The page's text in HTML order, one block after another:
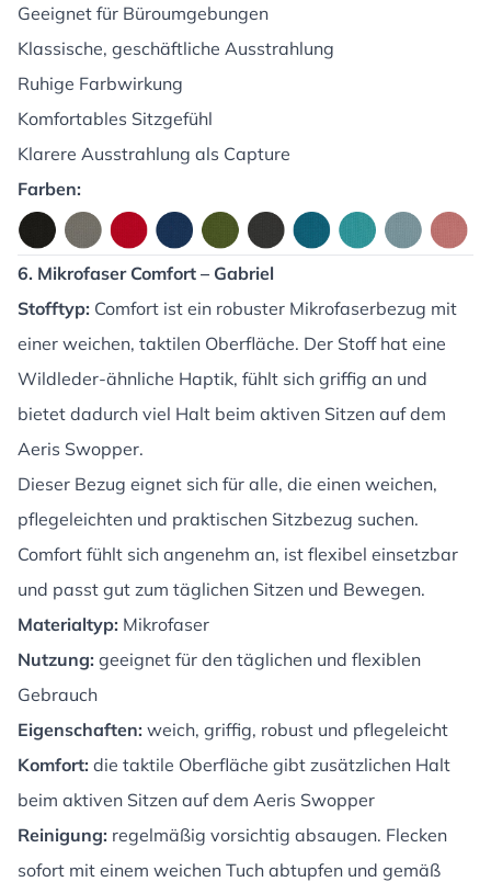
Geeignet für Büroumgebungen
Klassische, geschäftliche Ausstrahlung
Ruhige Farbwirkung
Komfortables Sitzgefühl
Klarere Ausstrahlung als Capture
Farben:
6. Mikrofaser Comfort – Gabriel
Stofftyp: Comfort ist ein robuster Mikrofaserbezug mit
einer weichen, taktilen Oberfläche. Der Stoff hat eine
Wildleder-ähnliche Haptik, fühlt sich griffig an und
bietet dadurch viel Halt beim aktiven Sitzen auf dem
Aeris Swopper.
Dieser Bezug eignet sich für alle, die einen weichen,
pflegeleichten und praktischen Sitzbezug suchen.
Comfort fühlt sich angenehm an, ist flexibel einsetzbar
und passt gut zum täglichen Sitzen und Bewegen.
Materialtyp: Mikrofaser
Nutzung: geeignet für den täglichen und flexiblen
Gebrauch
Eigenschaften: weich, griffig, robust und pflegeleicht
Komfort: die taktile Oberfläche gibt zusätzlichen Halt
beim aktiven Sitzen auf dem Aeris Swopper
Reinigung: regelmäßig vorsichtig absaugen. Flecken
sofort mit einem weichen Tuch abtupfen und gemäß